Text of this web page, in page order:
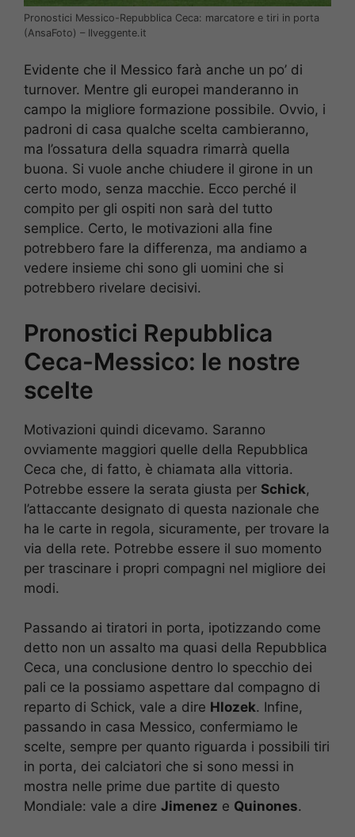
Pronostici Messico-Repubblica Ceca: marcatore e tiri in porta
(AnsaFoto) – Ilveggente.it
Evidente che il Messico farà anche un po’ di
turnover. Mentre gli europei manderanno in
campo la migliore formazione possibile. Ovvio, i
padroni di casa qualche scelta cambieranno,
ma l’ossatura della squadra rimarrà quella
buona. Si vuole anche chiudere il girone in un
certo modo, senza macchie. Ecco perché il
compito per gli ospiti non sarà del tutto
semplice. Certo, le motivazioni alla fine
potrebbero fare la differenza, ma andiamo a
vedere insieme chi sono gli uomini che si
potrebbero rivelare decisivi.
Pronostici Repubblica
Ceca-Messico: le nostre
scelte
Motivazioni quindi dicevamo. Saranno
ovviamente maggiori quelle della Repubblica
Ceca che, di fatto, è chiamata alla vittoria.
Potrebbe essere la serata giusta per Schick,
l’attaccante designato di questa nazionale che
ha le carte in regola, sicuramente, per trovare la
via della rete. Potrebbe essere il suo momento
per trascinare i propri compagni nel migliore dei
modi.
Passando ai tiratori in porta, ipotizzando come
detto non un assalto ma quasi della Repubblica
Ceca, una conclusione dentro lo specchio dei
pali ce la possiamo aspettare dal compagno di
reparto di Schick, vale a dire Hlozek. Infine,
passando in casa Messico, confermiamo le
scelte, sempre per quanto riguarda i possibili tiri
in porta, dei calciatori che si sono messi in
mostra nelle prime due partite di questo
Mondiale: vale a dire Jimenez e Quinones.